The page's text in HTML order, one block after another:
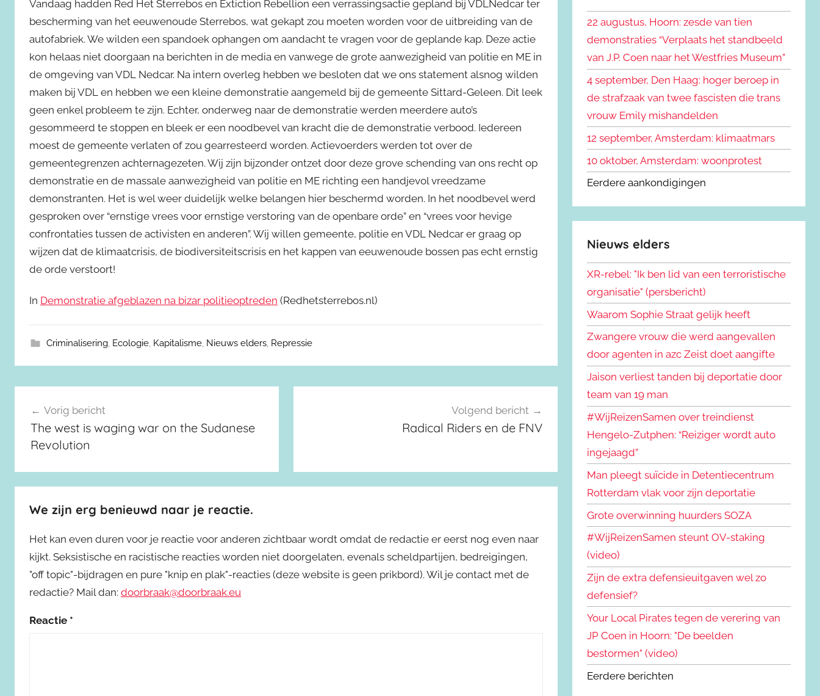
Vandaag hadden Red Het Sterrebos en Extiction Rebellion een verrassingsactie gepland bij VDLNedcar ter
bescherming van het eeuwenoude Sterrebos, wat gekapt zou moeten worden voor de uitbreiding van de
autofabriek. We wilden een spandoek ophangen om aandacht te vragen voor de geplande kap. Deze actie
kon helaas niet doorgaan na berichten in de media en vanwege de grote aanwezigheid van politie en ME in
de omgeving van VDL Nedcar. Na intern overleg hebben we besloten dat we ons statement alsnog wilden
maken bij VDL en hebben we een kleine demonstratie aangemeld bij de gemeente Sittard-Geleen. Dit leek
geen enkel probleem te zijn. Echter, onderweg naar de demonstratie werden meerdere auto’s
gesommeerd te stoppen en bleek er een noodbevel van kracht die de demonstratie verbood. Iedereen
moest de gemeente verlaten of zou gearresteerd worden. Actievoerders werden tot over de
gemeentegrenzen achternagezeten. Wij zijn bijzonder ontzet door deze grove schending van ons recht op
demonstratie en de massale aanwezigheid van politie en ME richting een handjevol vreedzame
demonstranten. Het is wel weer duidelijk welke belangen hier beschermd worden. In het noodbevel werd
gesproken over “ernstige vrees voor ernstige verstoring van de openbare orde” en “vrees voor hevige
confrontaties tussen de activisten en anderen”. Wij willen gemeente, politie en VDL Nedcar er graag op
wijzen dat de klimaatcrisis, de biodiversiteitscrisis en het kappen van eeuwenoude bossen pas echt ernstig
de orde verstoort!
In Demonstratie afgeblazen na bizar politieoptreden (Redhetsterrebos.nl)
Criminalisering, Ecologie, Kapitalisme, Nieuws elders, Repressie
Berichtnavigatie
Vorig bericht
The west is waging war on the Sudanese
Revolution
Volgend bericht
Radical Riders en de FNV
We zijn erg benieuwd naar je reactie.
Het kan even duren voor je reactie voor anderen zichtbaar wordt omdat de redactie er eerst nog even naar
kijkt. Seksistische en racistische reacties worden niet doorgelaten, evenals scheldpartijen, bedreigingen,
"off topic"-bijdragen en pure "knip en plak"-reacties (deze website is geen prikbord). Wil je contact met de
redactie? Mail dan: doorbraak@doorbraak.eu
Reactie *
n
a
a
r
:
n
22 augustus, Hoorn: zesde van tien
demonstraties “Verplaats het standbeeld
van J.P. Coen naar het Westfries Museum”
4 september, Den Haag: hoger beroep in
de strafzaak van twee fascisten die trans
vrouw Emily mishandelden
12 september, Amsterdam: klimaatmars
10 oktober, Amsterdam: woonprotest
Eerdere aankondigingen
Nieuws elders
XR-rebel: "Ik ben lid van een terroristische
organisatie" (persbericht)
Waarom Sophie Straat gelijk heeft
Zwangere vrouw die werd aangevallen
door agenten in azc Zeist doet aangifte
Jaison verliest tanden bij deportatie door
team van 19 man
#WijReizenSamen over treindienst
Hengelo-Zutphen: “Reiziger wordt auto
ingejaagd”
Man pleegt suïcide in Detentiecentrum
Rotterdam vlak voor zijn deportatie
Grote overwinning huurders SOZA
#WijReizenSamen steunt OV-staking
(video)
Zijn de extra defensieuitgaven wel zo
defensief?
Your Local Pirates tegen de verering van
JP Coen in Hoorn: "De beelden
bestormen" (video)
Eerdere berichten